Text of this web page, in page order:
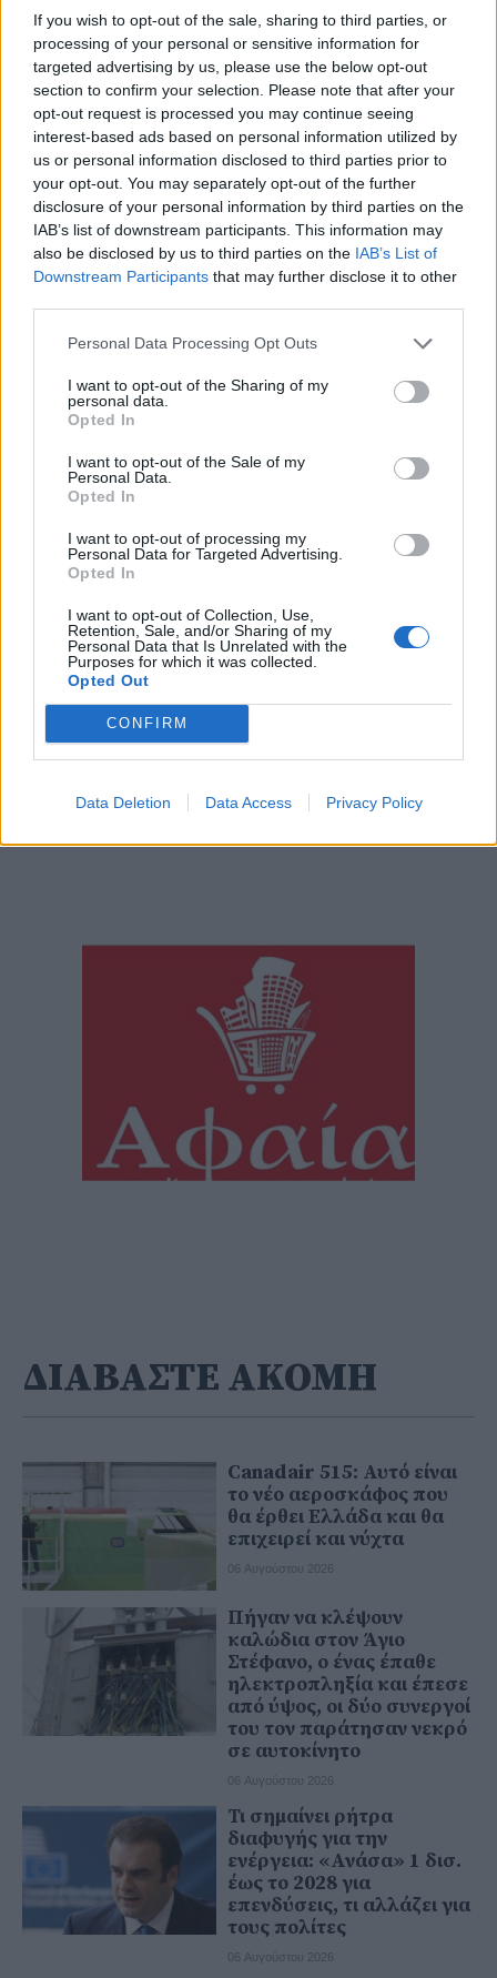
If you wish to opt-out of the sale, sharing to third parties, or
processing of your personal or sensitive information for
targeted advertising by us, please use the below opt-out
section to confirm your selection. Please note that after your
opt-out request is processed you may continue seeing
interest-based ads based on personal information utilized by
us or personal information disclosed to third parties prior to
your opt-out. You may separately opt-out of the further
disclosure of your personal information by third parties on the
IAB’s list of downstream participants. This information may
also be disclosed by us to third parties on the IAB’s List of
Downstream Participants that may further disclose it to other
Personal Data Processing Opt Outs
I want to opt-out of the Sharing of my
personal data.
Opted In
I want to opt-out of the Sale of my
Personal Data.
Opted In
I want to opt-out of processing my
Personal Data for Targeted Advertising.
Opted In
I want to opt-out of Collection, Use,
Retention, Sale, and/or Sharing of my
Personal Data that Is Unrelated with the
Purposes for which it was collected.
Opted Out
CONFIRM
Data Deletion Data Access Privacy Policy
ΔΙΑΒΑΣΤΕ ΑΚΟΜΗ
Canadair 515: Αυτό είναι
το νέο αεροσκάφος που
θα έρθει Ελλάδα και θα
επιχειρεί και νύχτα
06 Αυγούστου 2026
Πήγαν να κλέψουν
καλώδια στον Άγιο
Στέφανο, ο ένας έπαθε
ηλεκτροπληξία και έπεσε
από ύψος, οι δύο συνεργοί
του τον παράτησαν νεκρό
σε αυτοκίνητο
06 Αυγούστου 2026
Τι σημαίνει ρήτρα
διαφυγής για την
ενέργεια: «Ανάσα» 1 δισ.
έως το 2028 για
επενδύσεις, τι αλλάζει για
τους πολίτες
06 Αυγούστου 2026